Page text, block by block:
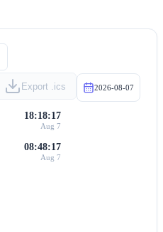
Export .ics 2026-08-07
18:18:17
Aug 7
08:48:17
Aug 7